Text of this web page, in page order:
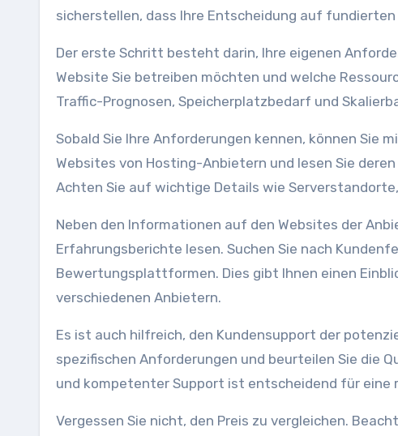
sicherstellen, dass Ihre Entscheidung auf
Der erste Schritt besteht darin, Ihre eigenen
Website Sie betreiben möchten und welche
Traffic-Prognosen, Speicherplatzbedarf und
Sobald Sie Ihre Anforderungen kennen, können Sie
Websites von Hosting-Anbietern und lesen Sie
Achten Sie auf wichtige Details wie
Neben den Informationen auf den Websites der
Erfahrungsberichte lesen. Suchen Sie nach
Bewertungsplattformen. Dies gibt Ihnen einen
verschiedenen Anbietern.
Es ist auch hilfreich, den Kundensupport der
spezifischen Anforderungen und beurteilen Sie die
und kompetenter Support ist entscheidend für eine
Vergessen Sie nicht, den Preis zu vergleichen.